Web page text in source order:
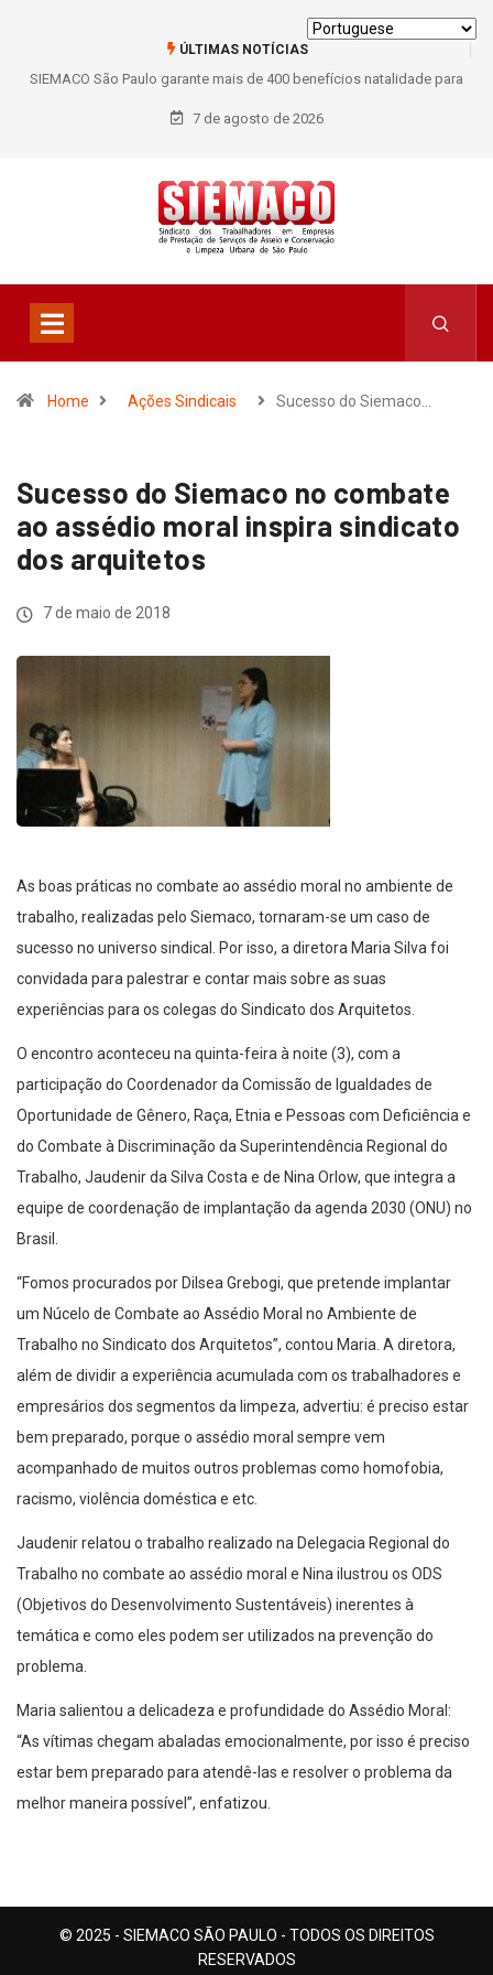
ÚLTIMAS NOTÍCIAS
SIEMACO São Paulo garante mais de 400 benefícios natalidade para
trabalhadores do Asseio em 2026
7 de agosto de 2026
Home Ações Sindicais Sucesso do Siemaco…
Sucesso do Siemaco no combate
ao assédio moral inspira sindicato
dos arquitetos
7 de maio de 2018
As boas práticas no combate ao assédio moral no ambiente de
trabalho, realizadas pelo Siemaco, tornaram-se um caso de
sucesso no universo sindical. Por isso, a diretora Maria Silva foi
convidada para palestrar e contar mais sobre as suas
experiências para os colegas do Sindicato dos Arquitetos.
O encontro aconteceu na quinta-feira à noite (3), com a
participação do Coordenador da Comissão de Igualdades de
Oportunidade de Gênero, Raça, Etnia e Pessoas com Deficiência e
do Combate à Discriminação da Superintendência Regional do
Trabalho, Jaudenir da Silva Costa e de Nina Orlow, que integra a
equipe de coordenação de implantação da agenda 2030 (ONU) no
Brasil.
“Fomos procurados por Dilsea Grebogi, que pretende implantar
um Núcelo de Combate ao Assédio Moral no Ambiente de
Trabalho no Sindicato dos Arquitetos”, contou Maria. A diretora,
além de dividir a experiência acumulada com os trabalhadores e
empresários dos segmentos da limpeza, advertiu: é preciso estar
bem preparado, porque o assédio moral sempre vem
acompanhado de muitos outros problemas como homofobia,
racismo, violência doméstica e etc.
Jaudenir relatou o trabalho realizado na Delegacia Regional do
Trabalho no combate ao assédio moral e Nina ilustrou os ODS
(Objetivos do Desenvolvimento Sustentáveis) inerentes à
temática e como eles podem ser utilizados na prevenção do
problema.
Maria salientou a delicadeza e profundidade do Assédio Moral:
“As vítimas chegam abaladas emocionalmente, por isso é preciso
estar bem preparado para atendê-las e resolver o problema da
melhor maneira possível”, enfatizou.
© 2025 - SIEMACO SÃO PAULO - TODOS OS DIREITOS
RESERVADOS